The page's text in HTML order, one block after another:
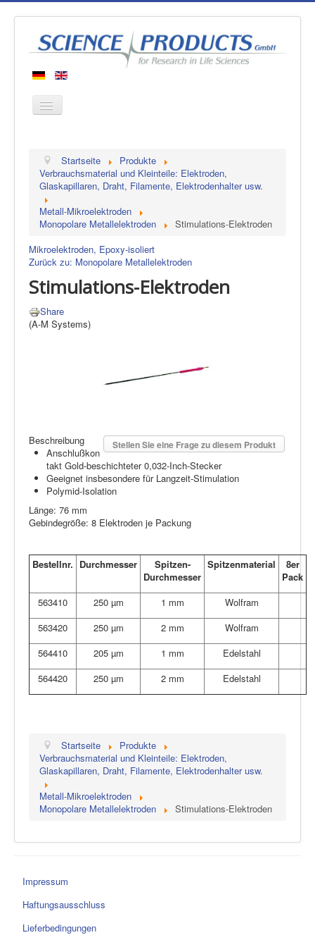
Produkte
Hersteller
Über uns
Startseite
Produkte
Verbrauchsmaterial und Kleinteile: Elektroden,
Glaskapillaren, Draht, Filamente, Elektrodenhalter usw.
Metall-Mikroelektroden
Monopolare Metallelektroden
Stimulations-Elektroden
Mikroelektroden, Epoxy-isoliert
Zurück zu: Monopolare Metallelektroden
Stimulations-Elektroden
Share
(A-M Systems)
Stellen Sie eine Frage zu diesem Produkt
Beschreibung
Anschlußkon
takt Gold-beschichteter 0,032-Inch-Stecker
Geeignet insbesondere für Langzeit-Stimulation
Polymid-Isolation
Länge: 76 mm
Gebindegröße: 8 Elektroden je Packung
Bestellnr. Durchmesser
Spitzen-
Durchmesser
Spitzenmaterial
8er
Pack
563410
250 µm 1 mm
Wolfram
563420
250 µm 2 mm
Wolfram
564410
205 µm 1 mm
Edelstahl
564420
250 µm 2 mm Edelstahl
Startseite
Produkte
Verbrauchsmaterial und Kleinteile: Elektroden,
Glaskapillaren, Draht, Filamente, Elektrodenhalter usw.
Metall-Mikroelektroden
Monopolare Metallelektroden
Stimulations-Elektroden
Impressum
Haftungsausschluss
Lieferbedingungen